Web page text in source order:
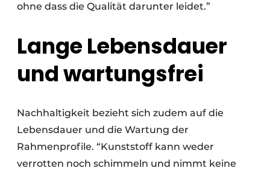
ohne dass die Qualität darunter leidet.”
Lange Lebensdauer
und wartungsfrei
Nachhaltigkeit bezieht sich zudem auf die
Lebensdauer und die Wartung der
Rahmenprofile. “Kunststoff kann weder
verrotten noch schimmeln und nimmt keine